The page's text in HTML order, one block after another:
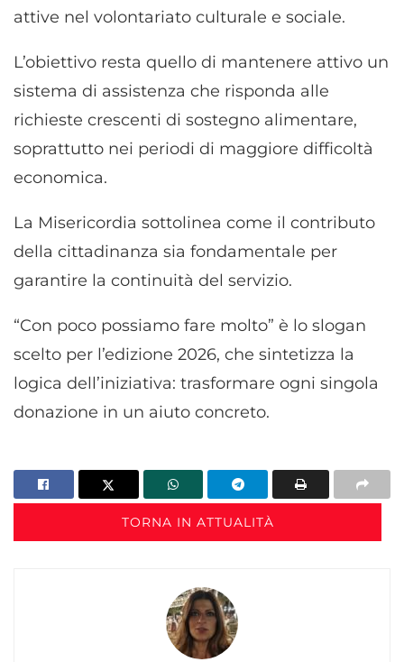
attive nel volontariato culturale e sociale.
L’obiettivo resta quello di mantenere attivo un
sistema di assistenza che risponda alle
richieste crescenti di sostegno alimentare,
soprattutto nei periodi di maggiore difficoltà
economica.
La Misericordia sottolinea come il contributo
della cittadinanza sia fondamentale per
garantire la continuità del servizio.
“Con poco possiamo fare molto” è lo slogan
scelto per l’edizione 2026, che sintetizza la
logica dell’iniziativa: trasformare ogni singola
donazione in un aiuto concreto.
TORNA IN ATTUALITÀ